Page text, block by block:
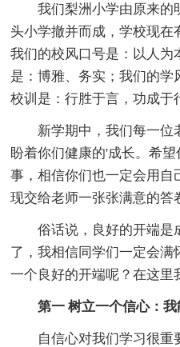
我们梨洲小学由原来的
头小学撤并而成，学校现在
我们的校风口号是：以人
是：博雅、务实；我们的学
校训是：行胜于言，功成于
新学期中，我们每一位
盼着你们健康的'成长。希
事，相信你们也一定会用自
现交给老师一张张满意的答
俗话说，良好的开端是
了，我相信同学们一定会满
一个良好的开端呢？在这里
第一 树立一个信心：
自信心对我们学习很重